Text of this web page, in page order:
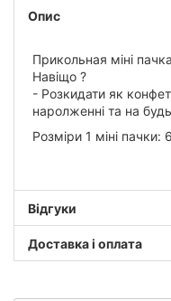
Опис
Прикольная міні
Навіщо ?
- Розкидати як
наролженні та на
Розміри 1 міні пачки:
Відгуки
Доставка і оплата